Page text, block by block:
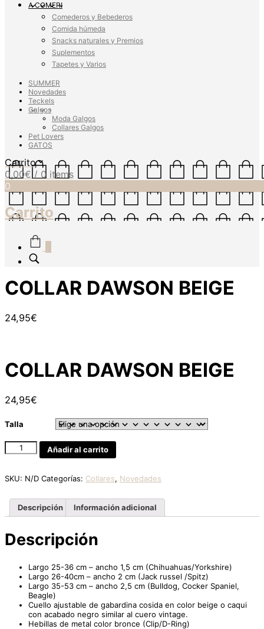
A COMER!
Comederos y Bebederos
Comida húmeda
Snacks naturales y Premios
Suplementos
Tapetes y Varios
SUMMER
Novedades
Teckels
Galgos
Moda Galgos
Collares Galgos
Pet Lovers
GATOS
Carrito
0,00€ / 0 items
0
Carrito
COLLAR DAWSON BEIGE
24,95€
COLLAR DAWSON BEIGE
24,95€
Talla
COLLAR
DAWSON
cantidad
Añadir al carrito
SKU: N/D Categorías: Collares, Novedades
Descripción Información adicional
Descripción
Largo 25-36 cm – ancho 1,5 cm (Chihuahuas/Yorkshire)
Largo 26-40cm – ancho 2 cm (Jack russel /Spitz)
Largo 35-53 cm – ancho 2,5 cm (Bulldog, Cocker Spaniel,
Beagle)
Cuello ajustable de gabardina cosida en color beige o caqui
con acabado negro similar al cuero vintage.
Hebillas de metal color bronce (Clip/D-Ring)